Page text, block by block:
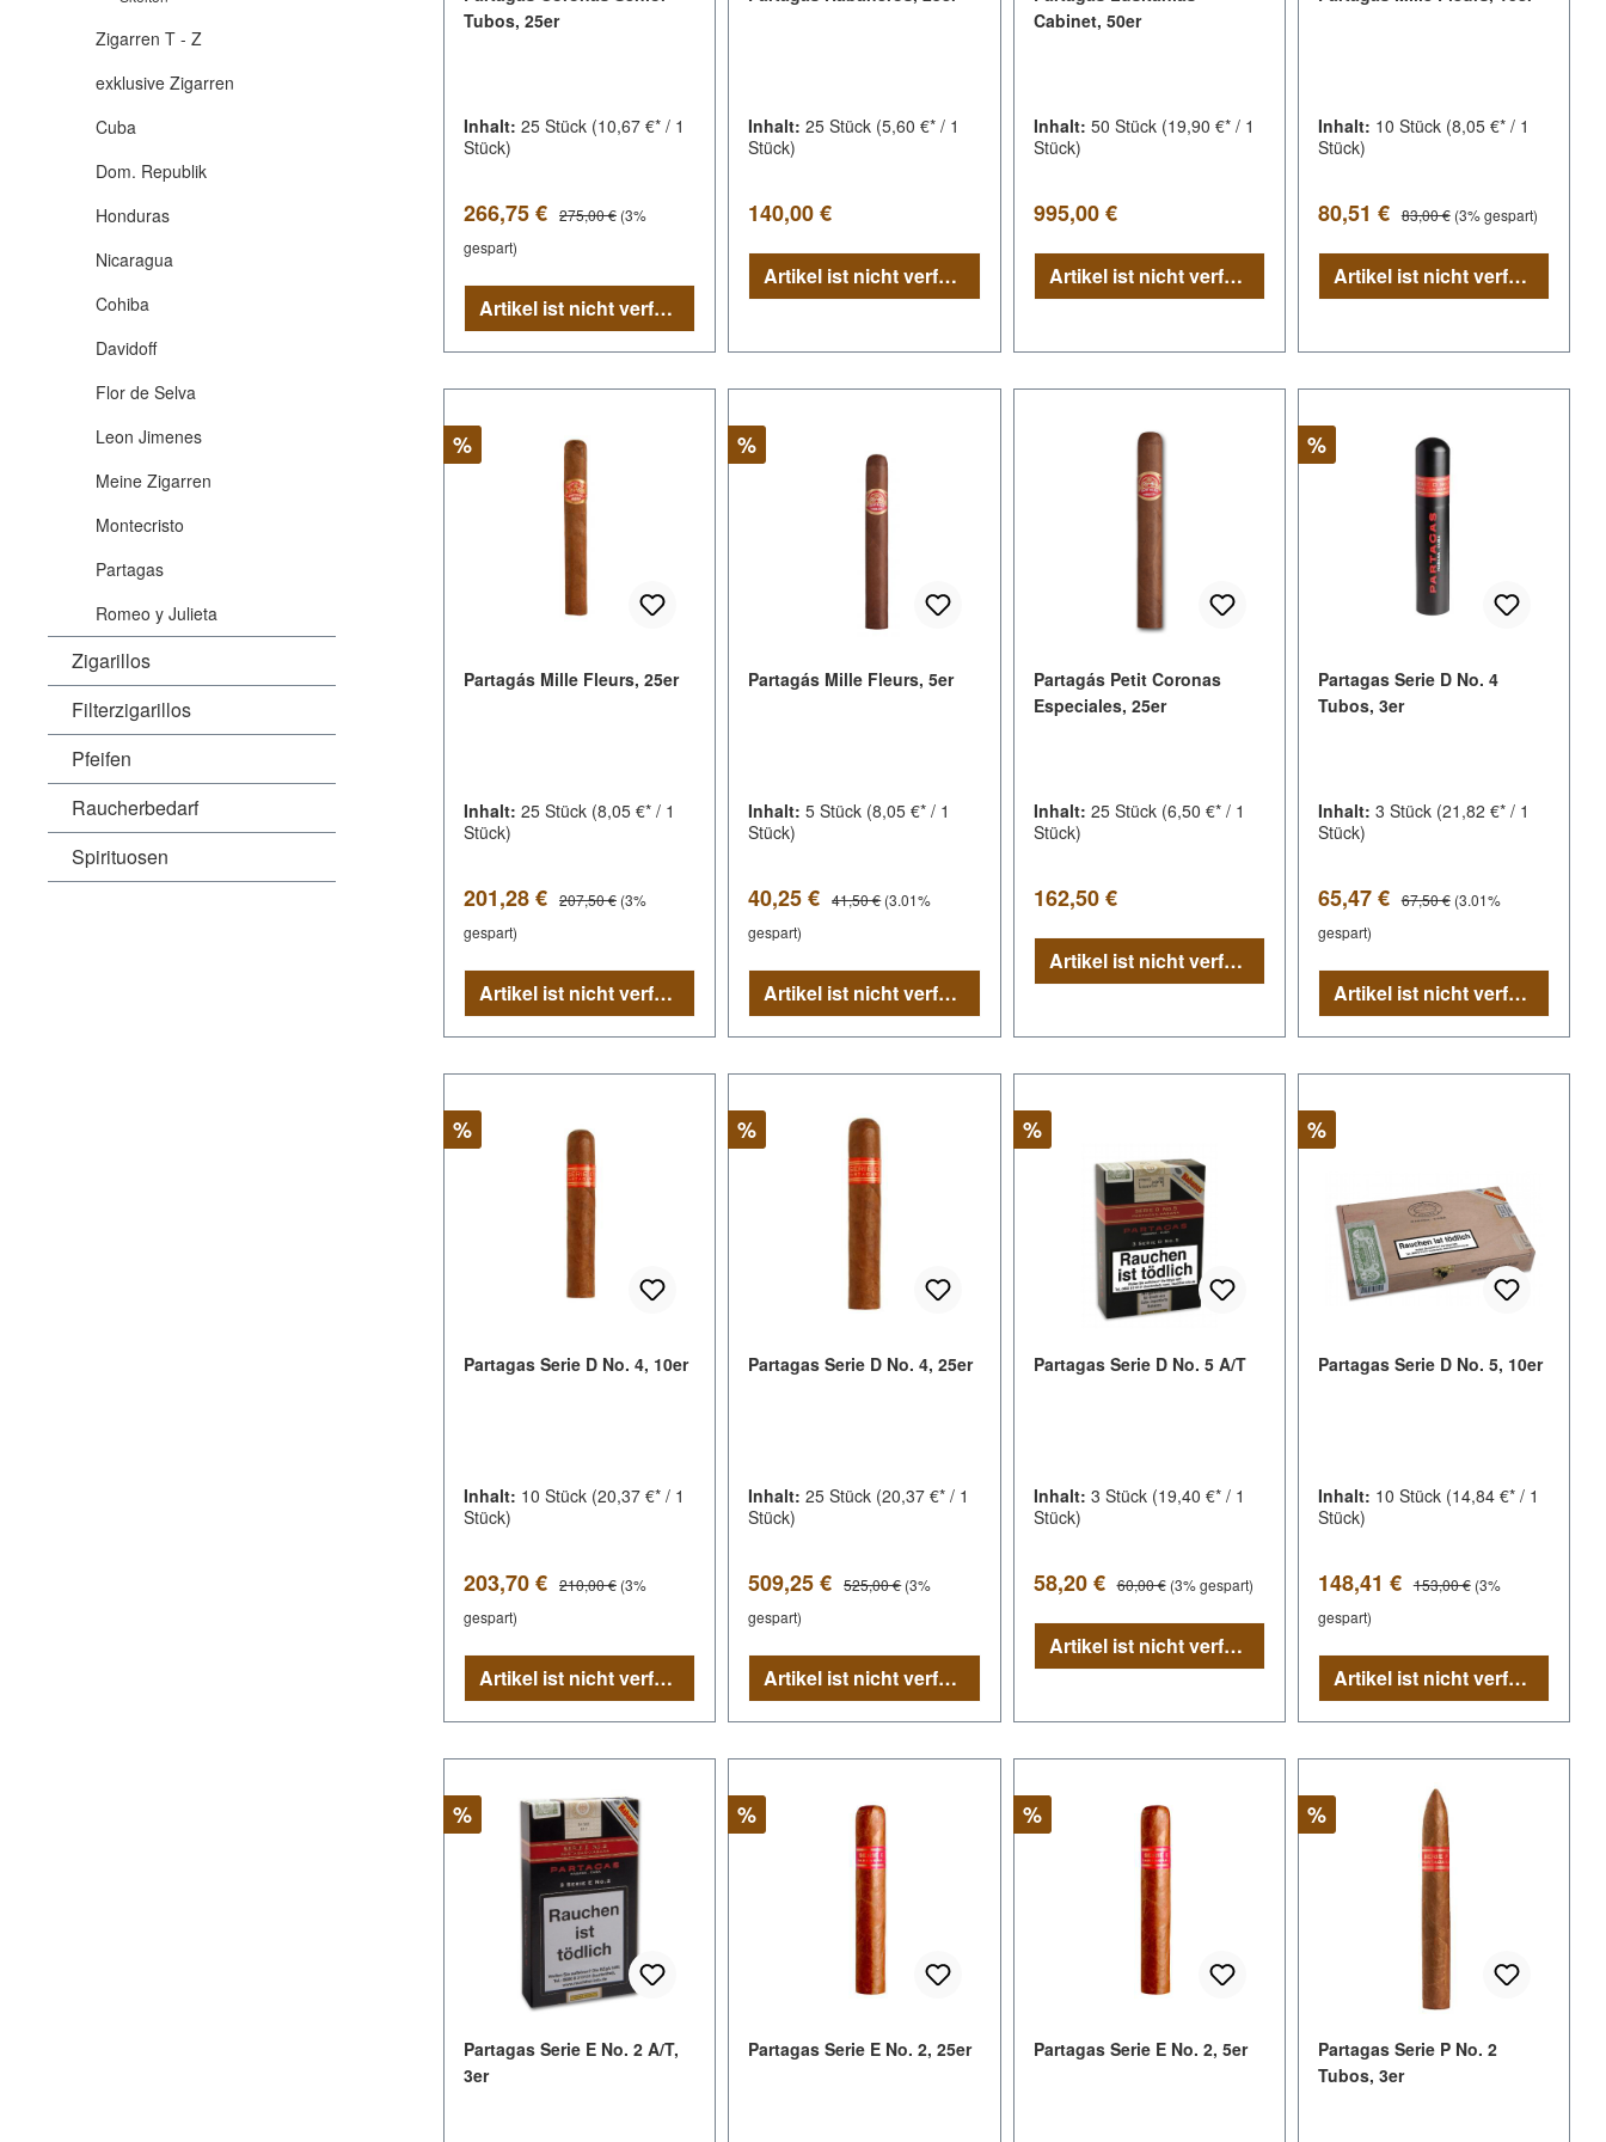
Zigarren T - Z
exklusive Zigarren
Cuba
Dom. Republik
Honduras
Nicaragua
Cohiba
Davidoff
Flor de Selva
Leon Jimenes
Meine Zigarren
Montecristo
Partagas
Romeo y Julieta
Zigarillos
Filterzigarillos
Pfeifen
Raucherbedarf
Spirituosen
Tubos, 25er
Inhalt: 25 Stück (10,67 €* / 1
Stück)
Verkaufspreis:
266,75 € Regulärer Preis:
275,00 € (3%
gespart)
Artikel ist nicht verfügbar
Inhalt:25 Stück (5,60 €* / 1
Stück)
Regulärer Preis:
140,00 €
Artikel ist nicht verfügbar
Cabinet, 50er
Inhalt: 50 Stück (19,90 €* / 1
Stück)
Regulärer Preis:
995,00 €
Artikel ist nicht verfügbar
Inhalt: 10 Stück (8,05 €* / 1
Stück)
Verkaufspreis:
80,51 € Regulärer Preis:
83,00 € (3% gespart)
Artikel ist nicht verfügbar
Rabatt
%
Partagás Mille Fleurs, 25er
Inhalt: 25 Stück (8,05 €* / 1
Stück)
Verkaufspreis:
201,28 € Regulärer Preis:
207,50 € (3%
gespart)
Artikel ist nicht verfügbar
Rabatt
%
Partagás Mille Fleurs, 5er
Inhalt:5 Stück (8,05 €* / 1
Stück)
Verkaufspreis:
40,25 € Regulärer Preis:
41,50 € (3.01%
gespart)
Artikel ist nicht verfügbar
Partagás Petit Coronas
Especiales, 25er
Inhalt: 25 Stück (6,50 €* / 1
Stück)
Regulärer Preis:
162,50 €
Artikel ist nicht verfügbar
Rabatt
%
Partagas Serie D No. 4
Tubos, 3er
Inhalt: 3 Stück (21,82 €* / 1
Stück)
Verkaufspreis:
65,47 € Regulärer Preis:
67,50 € (3.01%
gespart)
Artikel ist nicht verfügbar
Rabatt
%
Partagas Serie D No. 4, 10er
Inhalt: 10 Stück (20,37 €* / 1
Stück)
Verkaufspreis:
203,70 € Regulärer Preis:
210,00 € (3%
gespart)
Artikel ist nicht verfügbar
Rabatt
%
Partagas Serie D No. 4, 25er
Inhalt:25 Stück (20,37 €* / 1
Stück)
Verkaufspreis:
509,25 € Regulärer Preis:
525,00 € (3%
gespart)
Artikel ist nicht verfügbar
Rabatt
%
Partagas Serie D No. 5 A/T
Inhalt: 3 Stück (19,40 €* / 1
Stück)
Verkaufspreis:
58,20 € Regulärer Preis:
60,00 € (3% gespart)
Artikel ist nicht verfügbar
Rabatt
%
Partagas Serie D No. 5, 10er
Inhalt: 10 Stück (14,84 €* / 1
Stück)
Verkaufspreis:
148,41 € Regulärer Preis:
153,00 € (3%
gespart)
Artikel ist nicht verfügbar
Rabatt
%
Partagas Serie E No. 2 A/T,
3er
Rabatt
%
Partagas Serie E No. 2, 25er
Rabatt
%
Partagas Serie E No. 2, 5er
Rabatt
%
Partagas Serie P No. 2
Tubos, 3er